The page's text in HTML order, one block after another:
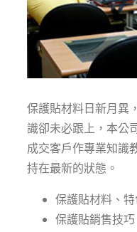
保護貼材料日新月異
識卻未必跟上，本公
成交客戶作專業知識
持在最新的狀態。
保護貼材料、
保護貼銷售技巧